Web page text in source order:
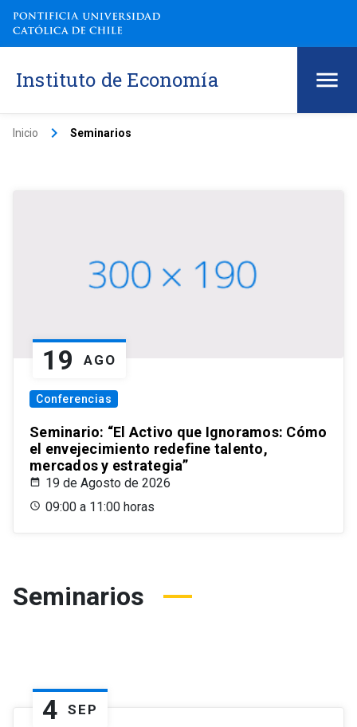
Instituto de Economía
Inicio keyboard_arrow_right Seminarios
19 AGO
Conferencias
Seminario: “El Activo que Ignoramos: Cómo
el envejecimiento redefine talento,
mercados y estrategia”
19 de Agosto de 2026
09:00 a 11:00 horas
Seminarios
4 SEP